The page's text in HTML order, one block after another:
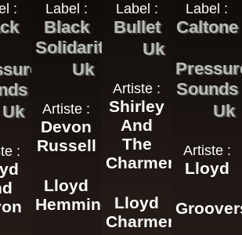
:
Uk
:
Label :
Black
Solidarity
Uk
Artiste :
Devon
Russell
Lloyd
Hemmings
Label :
Bullet
Uk
Artiste :
Shirley
And
The
Charmers
Lloyd
Charmers
Label :
Caltone
Sounds
Uk
Artiste :
Lloyd